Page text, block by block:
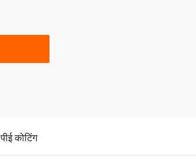
पीई कोटिंग